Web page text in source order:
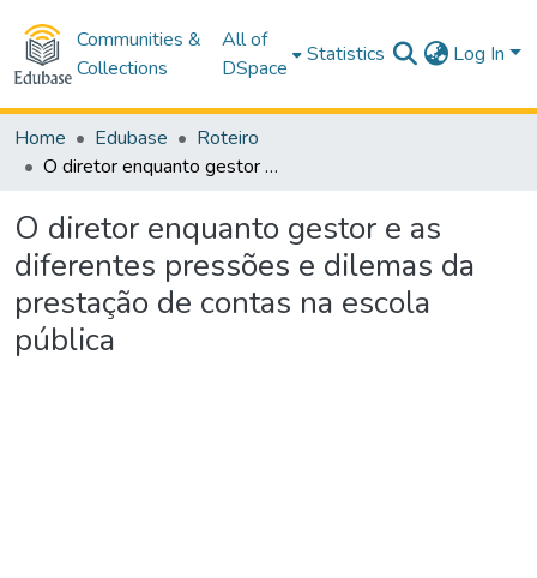
Communities &
Collections
All of
DSpace
Statistics Log In
Home Edubase
Roteiro
O diretor enquanto gestor e as diferentes pressões e dilemas da prestação de contas na escola pública
O diretor enquanto gestor e as
diferentes pressões e dilemas da
prestação de contas na escola
pública